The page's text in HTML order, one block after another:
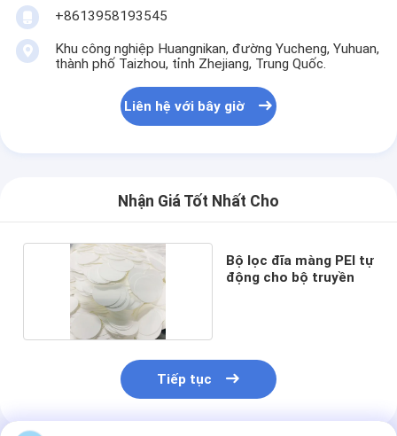
+8613958193545
Khu công nghiệp Huangnikan, đường Yucheng, Yuhuan,
thành phố Taizhou, tỉnh Zhejiang, Trung Quốc.
Liên hệ với bây giờ
Nhận Giá Tốt Nhất Cho
Bộ lọc đĩa màng PEI tự
động cho bộ truyền
Tiếp tục